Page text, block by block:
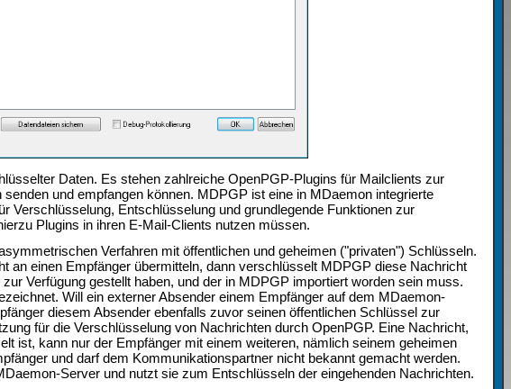
Daten. Es stehen zahlreiche OpenPGP-Plugins für Mailclients zur
und empfangen können. MDPGP ist eine in MDaemon integrierte
Verschlüsselung, Entschlüsselung und grundlegende Funktionen zur
Plugins in ihren E-Mail-Clients nutzen müssen.
Verfahren mit öffentlichen und geheimen ("privaten") Schlüsseln.
an einen Empfänger übermitteln, dann verschlüsselt MDPGP diese Nachricht
Verfügung gestellt haben, und der in MDPGP importiert worden sein muss.
Will ein externer Absender einem Empfänger auf dem MDaemon-
diesem Absender ebenfalls zuvor seinen öffentlichen Schlüssel zur
für die Verschlüsselung von Nachrichten durch OpenPGP. Eine Nachricht,
ist, kann nur der Empfänger mit einem weiteren, nämlich seinem geheimen
und darf dem Kommunikationspartner nicht bekannt gemacht werden.
Server und nutzt sie zum Entschlüsseln der eingehenden Nachrichten.